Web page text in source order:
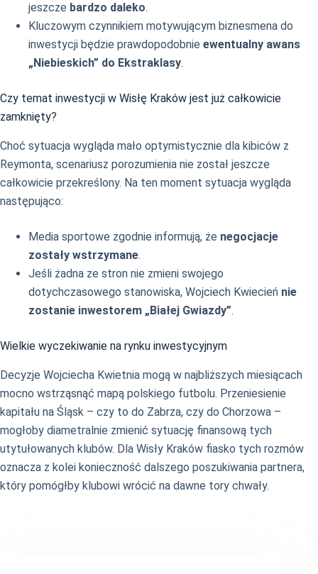
jeszcze bardzo daleko.
Kluczowym czynnikiem motywującym biznesmena do
inwestycji będzie prawdopodobnie ewentualny awans
„Niebieskich” do Ekstraklasy.
Czy temat inwestycji w Wisłę Kraków jest już całkowicie
zamknięty?
Choć sytuacja wygląda mało optymistycznie dla kibiców z
Reymonta, scenariusz porozumienia nie został jeszcze
całkowicie przekreślony. Na ten moment sytuacja wygląda
następująco:
Media sportowe zgodnie informują, że negocjacje
zostały wstrzymane.
Jeśli żadna ze stron nie zmieni swojego
dotychczasowego stanowiska, Wojciech Kwiecień nie
zostanie inwestorem „Białej Gwiazdy”.
Wielkie wyczekiwanie na rynku inwestycyjnym
Decyzje Wojciecha Kwietnia mogą w najbliższych miesiącach
mocno wstrząsnąć mapą polskiego futbolu. Przeniesienie
kapitału na Śląsk – czy to do Zabrza, czy do Chorzowa –
mogłoby diametralnie zmienić sytuację finansową tych
utytułowanych klubów. Dla Wisły Kraków fiasko tych rozmów
oznacza z kolei konieczność dalszego poszukiwania partnera,
który pomógłby klubowi wrócić na dawne tory chwały.